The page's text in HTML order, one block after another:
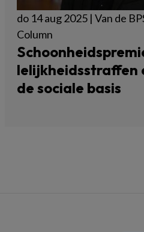
do 14 aug 2025 | Van de
Column
lelijkheidsstraffen
de sociale basis